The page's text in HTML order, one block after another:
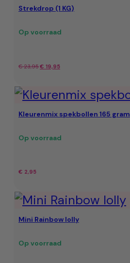
Strekdrop (1 KG)
Op voorraad
€23,95Oorspronkelijke
was:
€ 23,95.
€ 19,95Huidige
is:
€ 19,95.
Kleurenmix spekbollen 165 gram
Op voorraad
€ 2,95
Mini Rainbow lolly
Op voorraad